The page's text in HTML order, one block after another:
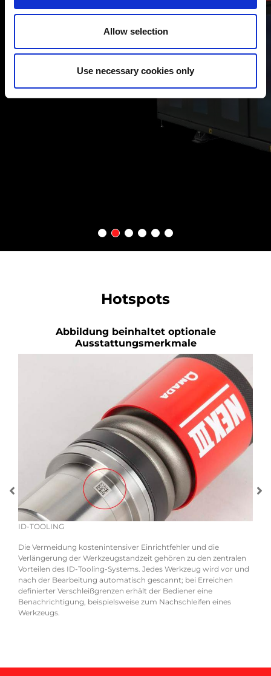
Allow selection
Use necessary cookies only
AUTOMATISCHER WERKZEUGWECHSEL
ausgestattet. Es können bis zu 300 Stempel und 600 Matrizen
Pufferrevolver, in dem über 30 Werkzeuge und Matrizen für das
automatische Laden/Entladen vorbereitet werden können.
Hotspots
Abbildung beinhaltet optionale
Ausstattungsmerkmale
ID-TOOLING
Die Vermeidung kostenintensiver Einrichtfehler und die
Verlängerung der Werkzeugstandzeit gehören zu den zentralen
Vorteilen des ID-Tooling-Systems. Jedes Werkzeug wird vor und
nach der Bearbeitung automatisch gescannt; bei Erreichen
definierter Verschleißgrenzen erhält der Bediener eine
Benachrichtigung, beispielsweise zum Nachschleifen eines
Werkzeugs.